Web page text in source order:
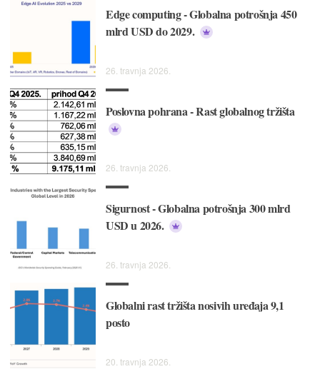
Edge computing - Globalna potrošnja 450
mlrd USD do 2029.
26. travnja 2026.
Poslovna pohrana - Rast globalnog tržišta
26. travnja 2026.
Sigurnost - Globalna potrošnja 300 mlrd
USD u 2026.
26. travnja 2026.
Globalni rast tržišta nosivih uređaja 9,1
posto
20. travnja 2026.